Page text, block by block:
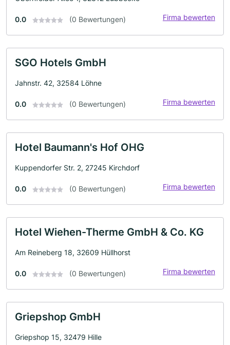
0.0 (0 Bewertungen) Firma bewerten
SGO Hotels GmbH
Jahnstr. 42, 32584 Löhne
0.0 (0 Bewertungen) Firma bewerten
Hotel Baumann's Hof OHG
Kuppendorfer Str. 2, 27245 Kirchdorf
0.0 (0 Bewertungen) Firma bewerten
Hotel Wiehen-Therme GmbH & Co. KG
Am Reineberg 18, 32609 Hüllhorst
0.0 (0 Bewertungen) Firma bewerten
Griepshop GmbH
Griepshop 15, 32479 Hille